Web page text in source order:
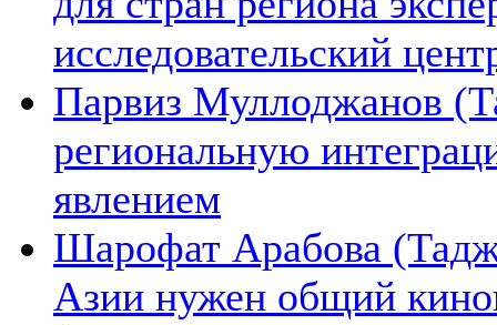
исследовательский
Парвиз Муллоджанов
региональную
явлением
Шарофат Арабова
Азии нужен общий